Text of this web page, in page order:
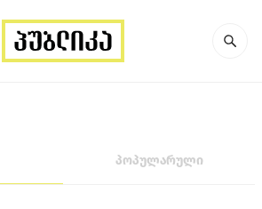
პოპულარული